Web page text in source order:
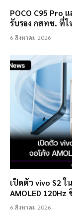
POCO C95 Pro
รับรอง กสทช. ที่ไ
6 สิงหาคม 2026
เปิดตัว vivo S2
AMOLED
6 สิงหาคม 2026